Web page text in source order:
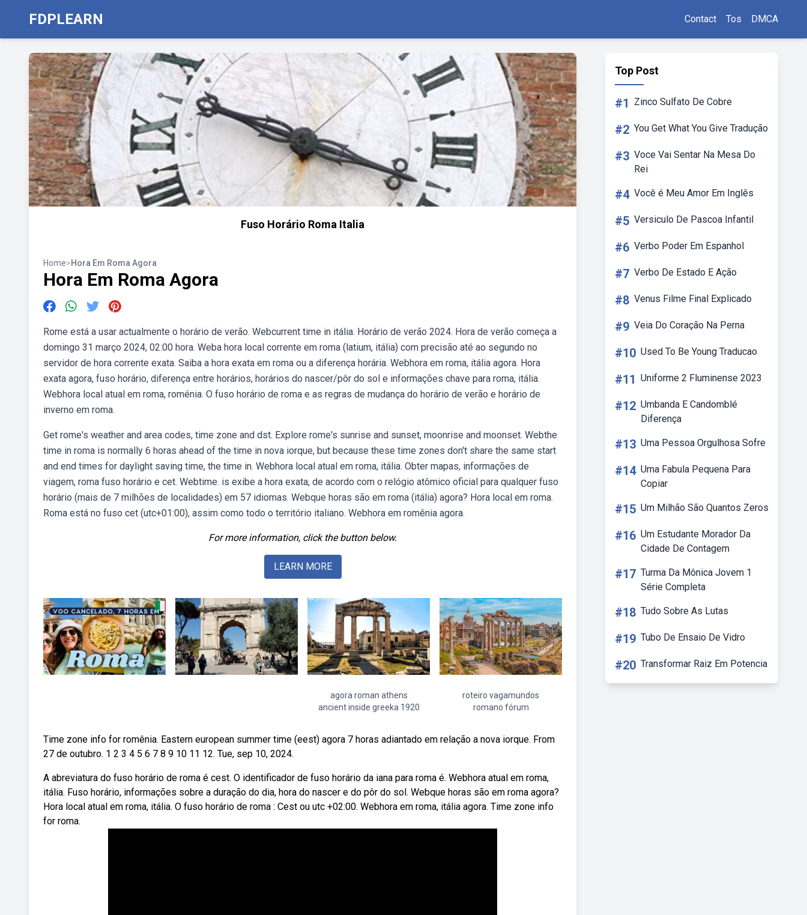
FDPLEARN Contact Tos DMCA
Fuso Horário Roma Italia
Home>Hora Em Roma Agora
Hora Em Roma Agora
Rome está a usar actualmente o horário de verão. Webcurrent time in itália. Horário de verão 2024. Hora de verão começa a
domingo 31 março 2024, 02:00 hora. Weba hora local corrente em roma (latium, itália) com precisão até ao segundo no
servidor de hora corrente exata. Saiba a hora exata em roma ou a diferença horária. Webhora em roma, itália agora. Hora
exata agora, fuso horário, diferença entre horários, horários do nascer/pôr do sol e informações chave para roma, itália.
Webhora local atual em roma, roménia. O fuso horário de roma e as regras de mudança do horário de verão e horário de
inverno em roma.
Get rome's weather and area codes, time zone and dst. Explore rome's sunrise and sunset, moonrise and moonset. Webthe
time in roma is normally 6 horas ahead of the time in nova iorque, but because these time zones don't share the same start
and end times for daylight saving time, the time in. Webhora local atual em roma, itália. Obter mapas, informações de
viagem, roma fuso horário e cet. Webtime. is exibe a hora exata, de acordo com o relógio atômico oficial para qualquer fuso
horário (mais de 7 milhões de localidades) em 57 idiomas. Webque horas são em roma (itália) agora? Hora local em roma.
Roma está no fuso cet (utc+01:00), assim como todo o território italiano. Webhora em romênia agora.
For more information, click the button below.
LEARN MORE
agora roman athens
ancient inside greeka 1920
roteiro vagamundos
romano fórum
Time zone info for romênia. Eastern european summer time (eest) agora 7 horas adiantado em relação a nova iorque. From
27 de outubro. 1 2 3 4 5 6 7 8 9 10 11 12. Tue, sep 10, 2024.
A abreviatura do fuso horário de roma é cest. O identificador de fuso horário da iana para roma é. Webhora atual em roma,
itália. Fuso horário, informações sobre a duração do dia, hora do nascer e do pôr do sol. Webque horas são em roma agora?
Hora local atual em roma, itália. O fuso horário de roma : Cest ou utc +02:00. Webhora em roma, itália agora. Time zone info
for roma.
Top Post
#1 Zinco Sulfato De Cobre
#2 You Get What You Give Tradução
#3 Voce Vai Sentar Na Mesa Do
Rei
#4 Você é Meu Amor Em Inglês
#5 Versiculo De Pascoa Infantil
#6 Verbo Poder Em Espanhol
#7 Verbo De Estado E Ação
#8 Venus Filme Final Explicado
#9 Veia Do Coração Na Perna
#10 Used To Be Young Traducao
#11 Uniforme 2 Fluminense 2023
#12 Umbanda E Candomblé
Diferença
#13 Uma Pessoa Orgulhosa Sofre
#14 Uma Fabula Pequena Para
Copiar
#15 Um Milhão São Quantos Zeros
#16 Um Estudante Morador Da
Cidade De Contagem
#17 Turma Da Mônica Jovem 1
Série Completa
#18 Tudo Sobre As Lutas
#19 Tubo De Ensaio De Vidro
#20 Transformar Raiz Em Potencia